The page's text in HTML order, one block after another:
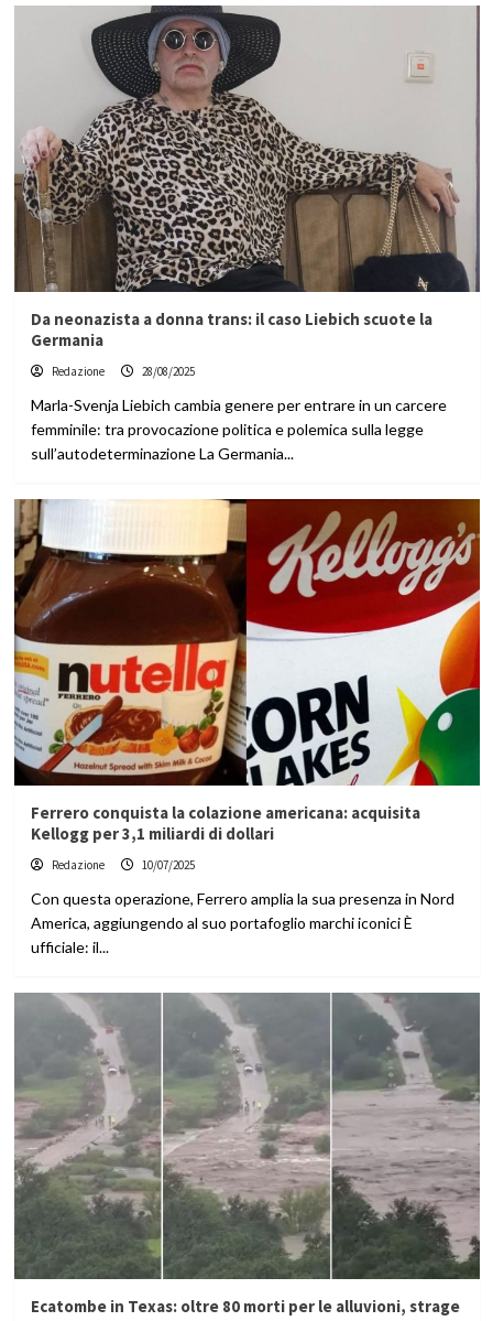
Da neonazista a donna trans: il caso Liebich scuote la
Germania
Redazione 28/08/2025
Marla-Svenja Liebich cambia genere per entrare in un carcere
femminile: tra provocazione politica e polemica sulla legge
sull’autodeterminazione La Germania...
Ferrero conquista la colazione americana: acquisita
Kellogg per 3,1 miliardi di dollari
Redazione 10/07/2025
Con questa operazione, Ferrero amplia la sua presenza in Nord
America, aggiungendo al suo portafoglio marchi iconici È
ufficiale: il...
Ecatombe in Texas: oltre 80 morti per le alluvioni, strage